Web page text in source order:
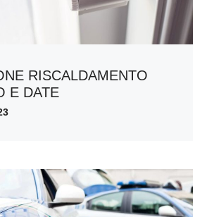
RISCALDAMENTO
E DATE